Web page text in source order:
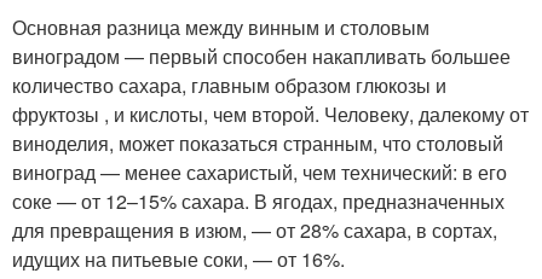
Основная разница между винным и столовым
виноградом — первый способен накапливать большее
количество сахара, главным образом глюкозы и
фруктозы , и кислоты, чем второй. Человеку, далекому от
виноделия, может показаться странным, что столовый
виноград — менее сахаристый, чем технический: в его
соке — от 12–15% сахара. В ягодах, предназначенных
для превращения в изюм, — от 28% сахара, в сортах,
идущих на питьевые соки, — от 16%.